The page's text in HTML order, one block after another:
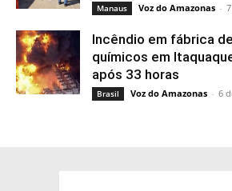
Manaus Voz do Amazonas -
Incêndio em fábrica
químicos em
após 33 horas
Brasil Voz do Amazonas - 6